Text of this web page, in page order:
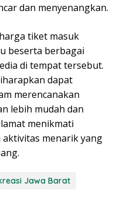
dan menyenangkan.
tiket masuk
beserta berbagai
di tempat tersebut.
dapat
merencanakan
lebih mudah dan
menikmati
menarik yang
Jawa Barat